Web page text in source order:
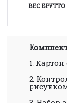
ВЕС БРУТТО
1.
2.